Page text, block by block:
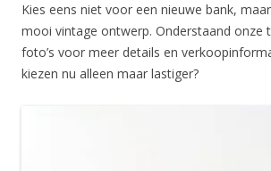
Kies eens niet voor een nieuwe bank,
mooi vintage ontwerp. Onderstaand onze
foto’s voor meer details en
kiezen nu alleen maar lastiger?